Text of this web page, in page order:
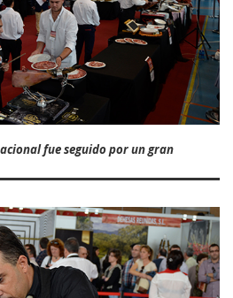
fue seguido por un gran